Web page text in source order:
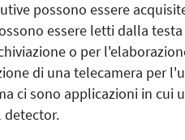
possono essere
essere letti dalla
o per
di una telecamera per
ci sono applicazioni in cui
detector.